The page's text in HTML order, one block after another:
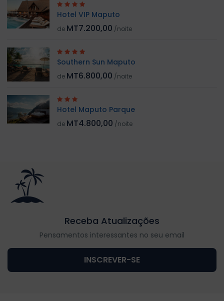
Hotel VIP Maputo
de MT7.200,00 /noite
Southern Sun Maputo
de MT6.800,00 /noite
Hotel Maputo Parque
de MT4.800,00 /noite
Receba Atualizações
Pensamentos interessantes no seu email
INSCREVER-SE